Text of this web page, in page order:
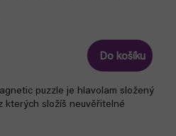
Do košíku
puzzle je hlavolam složený
kterých složíš neuvěřitelné